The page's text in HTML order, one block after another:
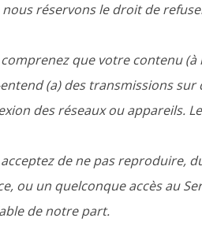
réservons le droit de
comprenez que votre contenu
(a) des transmissions
des réseaux ou appareils.
acceptez de ne pas reproduire,
ou un quelconque accès au
de notre part.